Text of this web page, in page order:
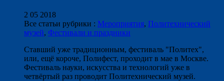
2 05 2018
Все статьи рубрики : Мероприятия, Политехнический
музей, Фестивали и праздники
Ставший уже традиционным, фестиваль "Политех",
или, ещё короче, Полифест, проходит в мае в Москве.
Фестиваль науки, искусства и технологий уже в
четвёртый раз проводит Политехнический музей.